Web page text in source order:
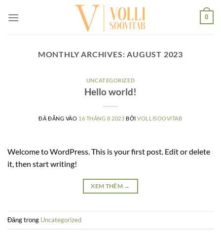
0
MONTHLY ARCHIVES:AUGUST 2023
UNCATEGORIZED
Hello world!
ĐÃ ĐĂNG VÀO 16 THÁNG 8 2023 BỞIVOLLISOOVITAB
Welcome to WordPress. This is your first post. Edit or delete
it, then start writing!
XEM THÊM →
Đăng trong Uncategorized